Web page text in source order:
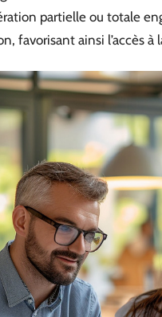
partielle ou totale
favorisant ainsi l’accès